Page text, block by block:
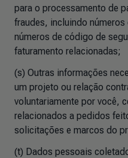
para o processamento de
fraudes, incluindo
números de código de
faturamento relacionadas;
(s) Outras informações
um projeto ou relação
voluntariamente por você,
relacionados a pedidos
solicitações e marcos do
(t) Dados pessoais